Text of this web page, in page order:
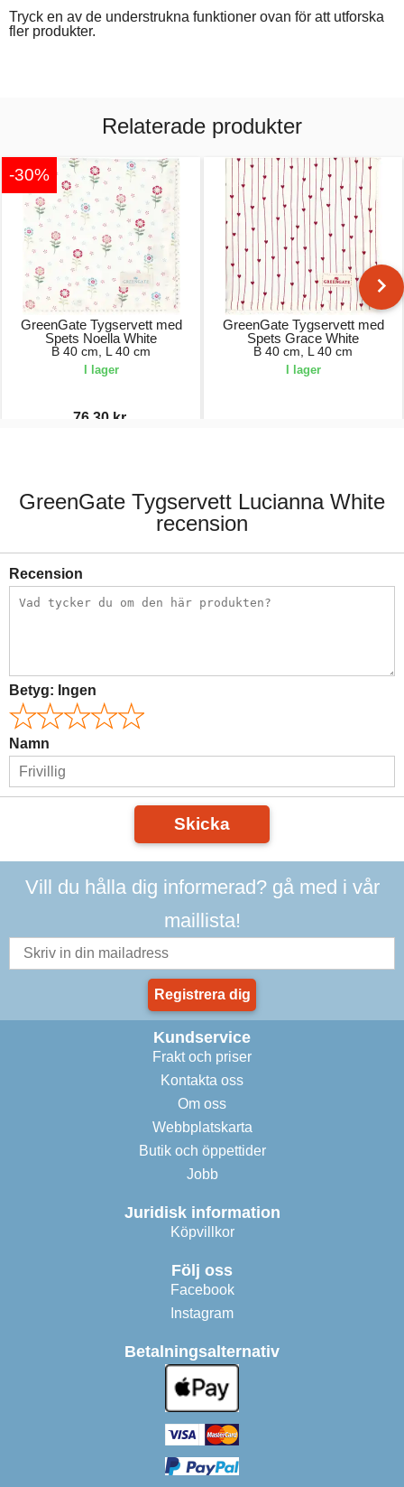
Tryck en av de understrukna funktioner ovan för att utforska
fler produkter.
Relaterade produkter
-30%
GreenGate Tygservett med
Spets Noella White
B 40 cm, L 40 cm
I lager
76,30 kr.
GreenGate Tygservett med
Spets Grace White
B 40 cm, L 40 cm
I lager
GreenGate Tygservett Lucianna White
recension
Recension
Betyg: Ingen
Namn
Skicka
Vill du hålla dig informerad? gå med i vår
maillista!
Registrera dig
Kundservice
Frakt och priser
Kontakta oss
Om oss
Webbplatskarta
Butik och öppettider
Jobb
Juridisk information
Köpvillkor
Följ oss
Facebook
Instagram
Betalningsalternativ